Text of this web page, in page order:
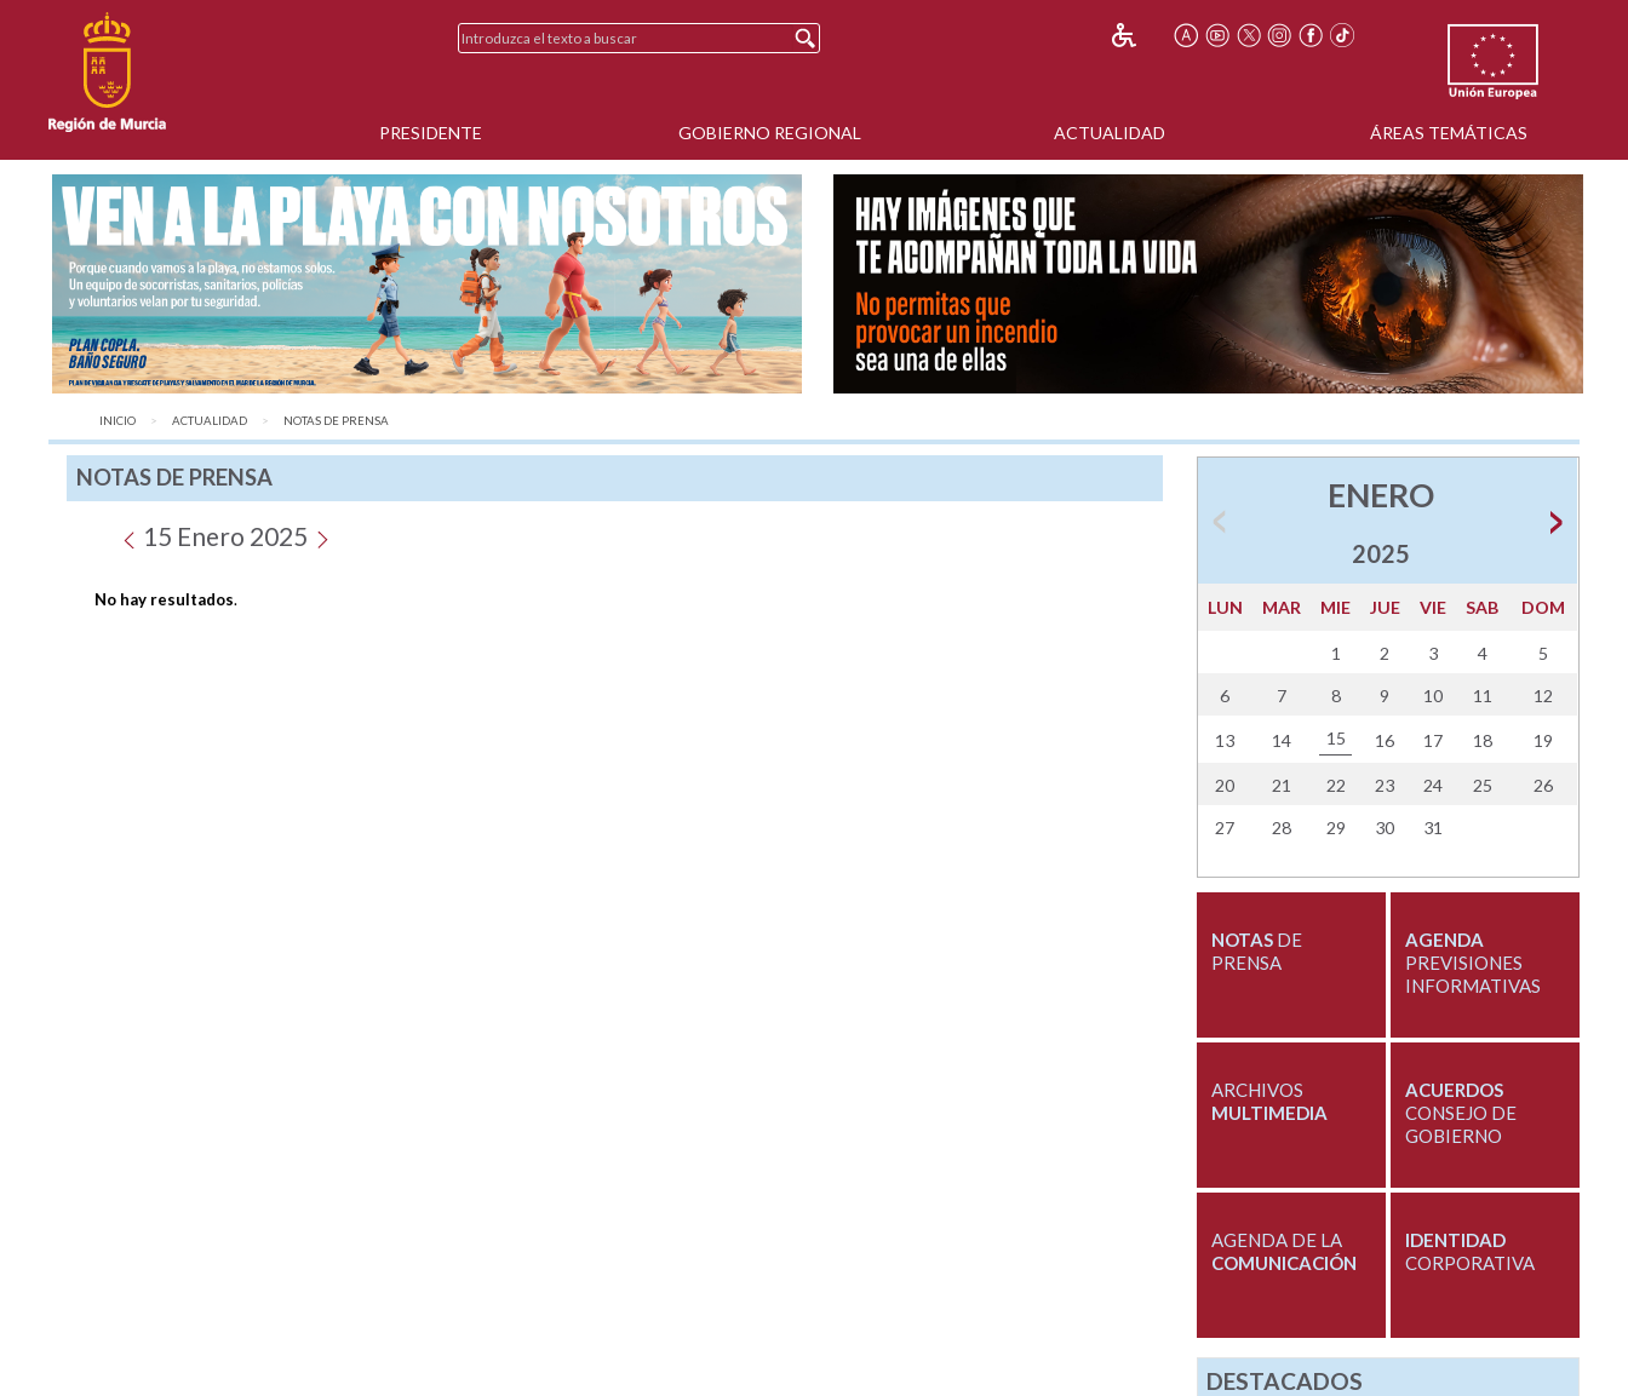
PRESIDENTE GOBIERNO REGIONAL ACTUALIDAD ÁREAS TEMÁTICAS
INICIO ACTUALIDAD AQUÍ:
NOTAS DE PRENSA
NOTAS DE PRENSA
15 Enero 2025
No hay resultados.
ENERO
2025
LUN MAR MIE JUE VIE SAB DOM
1 2 3 4 5
6 7 8 9 10 11 12
13 14 15 16 17 18 19
20 21 22 23 24 25 26
27 28 29 30 31
NOTASDE
PRENSA
AGENDA
PREVISIONES
INFORMATIVAS
ARCHIVOS
MULTIMEDIA
ACUERDOS
CONSEJO DE
GOBIERNO
AGENDA DE LA
COMUNICACIÓN
IDENTIDAD
CORPORATIVA
DESTACADOS